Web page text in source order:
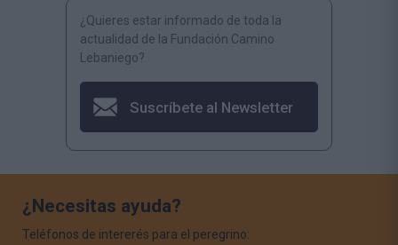
¿Quieres estar informado de toda la
actualidad de la Fundación Camino
Lebaniego?
Suscríbete al Newsletter
¿Necesitas ayuda?
Teléfonos de intererés para el peregrino: